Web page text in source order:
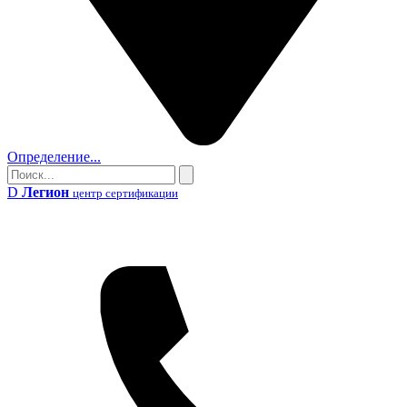
Определение...
Поиск
Поиск
D Легион центр сертификации